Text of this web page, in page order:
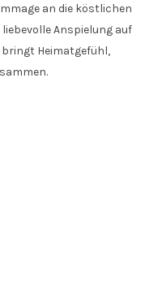
an die köstlichen
Anspielung auf
bringt Heimatgefühl,